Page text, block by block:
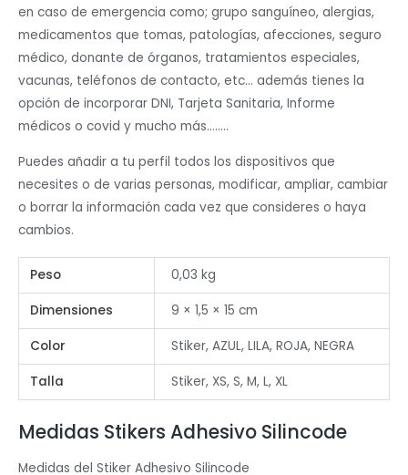
en caso de emergencia como; grupo sanguíneo, alergias,
medicamentos que tomas, patologías, afecciones, seguro
médico, donante de órganos, tratamientos especiales,
vacunas, teléfonos de contacto, etc… además tienes la
opción de incorporar DNI, Tarjeta Sanitaria, Informe
médicos o covid y mucho más……..
Puedes añadir a tu perfil todos los dispositivos que
necesites o de varias personas, modificar, ampliar, cambiar
o borrar la información cada vez que consideres o haya
cambios.
Peso 0,03 kg
Dimensiones 9 × 1,5 × 15 cm
Color Stiker, AZUL, LILA, ROJA, NEGRA
Talla Stiker, XS, S, M, L, XL
Medidas Stikers Adhesivo Silincode
Medidas del Stiker Adhesivo Silincode